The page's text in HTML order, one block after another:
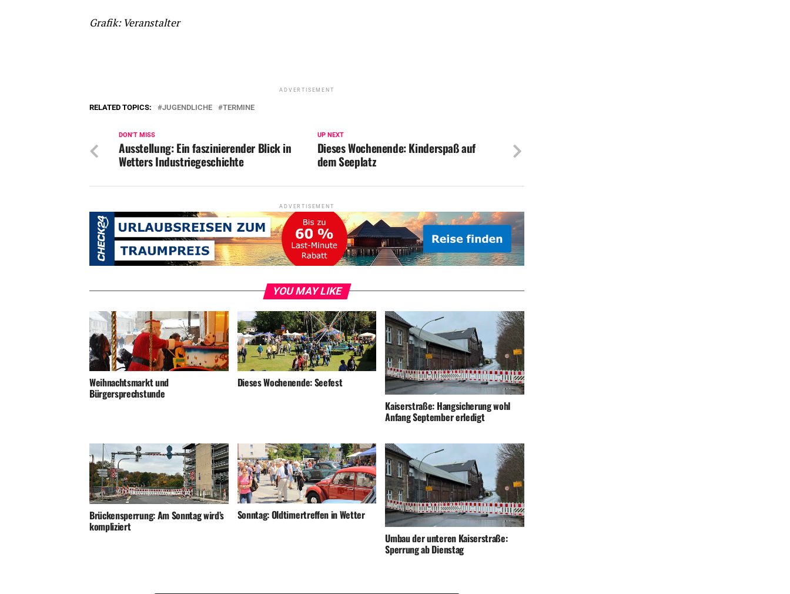
Grafik: Veranstalter
ADVERTISEMENT
RELATED TOPICS: JUGENDLICHE TERMINE
UP NEXT
Dieses Wochenende: Kinderspaß auf
dem Seeplatz
DON'T MISS
Ausstellung: Ein faszinierender Blick in
Wetters Industriegeschichte
ADVERTISEMENT
YOU MAY LIKE
Weihnachtsmarkt und
Bürgersprechstunde
Dieses Wochenende: Seefest
Kaiserstraße: Hangsicherung wohl
Anfang September erledigt
Brückensperrung: Am Sonntag wird’s
kompliziert
Sonntag: Oldtimertreffen in Wetter
Umbau der unteren Kaiserstraße:
Sperrung ab Dienstag